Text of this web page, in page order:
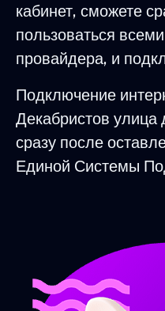
кабинет, сможете
пользоваться
провайдера, и
Подключение
Декабристов улица
сразу после
Единой Системы